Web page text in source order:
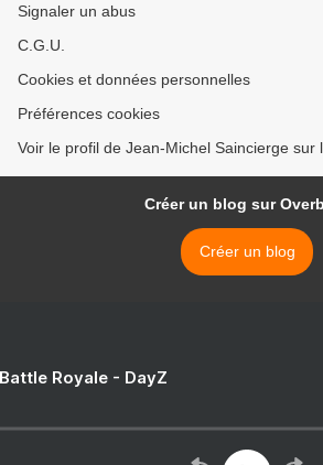
Signaler un abus
C.G.U.
Cookies et données personnelles
Préférences cookies
Voir le profil de Jean-Michel Saincierge sur
Créer un blog sur
Créer un blog
Royale - DayZ